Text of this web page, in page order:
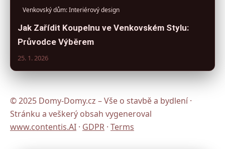
Venkovský dům: Interiérový design
Jak Zařídit Koupelnu ve Venkovském Stylu:
Průvodce Výběrem
25. 1. 2026
© 2025 Domy-Domy.cz – Vše o stavbě a bydlení ·
Stránku a veškerý obsah vygeneroval
www.contentis.AI · GDPR · Terms